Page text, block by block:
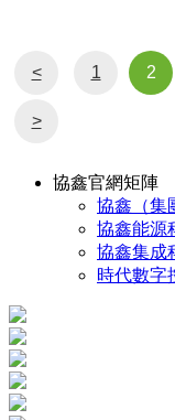
< 1 2
>
協鑫官網矩陣
協鑫（集
協鑫能源
協鑫集成
時代數字